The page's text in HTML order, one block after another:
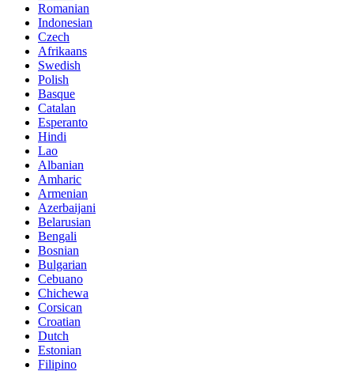
Romanian
Indonesian
Czech
Afrikaans
Swedish
Polish
Basque
Catalan
Esperanto
Hindi
Lao
Albanian
Amharic
Armenian
Azerbaijani
Belarusian
Bengali
Bosnian
Bulgarian
Cebuano
Chichewa
Corsican
Croatian
Dutch
Estonian
Filipino